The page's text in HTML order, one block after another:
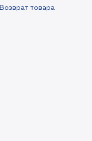
Возврат товара